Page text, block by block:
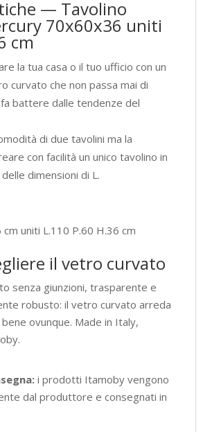
— Tavolino
70x60x36 uniti
cm
la tua casa o il tuo ufficio con un
curvato che non passa mai di
battere dalle tendenze del
di due tavolini ma la
con facilità un unico tavolino in
dimensioni di L.
cm uniti L.110 P.60 H.36 cm
il vetro curvato
senza giunzioni, trasparente e
robusto: il vetro curvato arreda
ovunque. Made in Italy,
i prodotti Itamoby vengono
dal produttore e consegnati in